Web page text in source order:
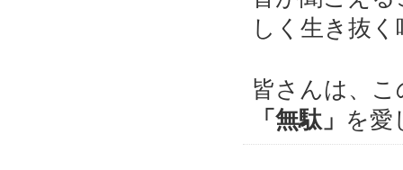
しく生き抜
皆さんは、こ
「無駄」 を愛